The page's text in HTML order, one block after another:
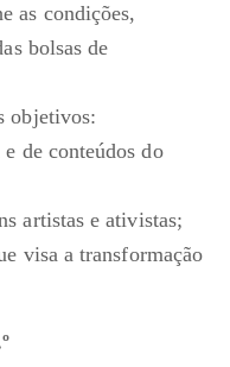
as condições,
bolsas de
objetivos:
de conteúdos do
artistas e ativistas;
visa a transformação